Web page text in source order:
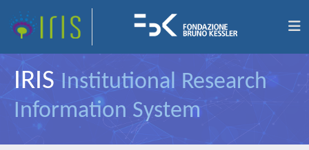
IRIS Institutional Research
Information System